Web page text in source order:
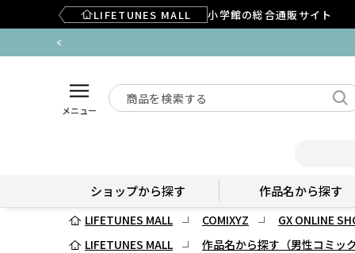
LIFETUNES MALL 小学館の総合通販サイト
メニュー
ショップから探す 作品名から探す
LIFETUNES MALL COMIXYZ
GX ONLINE
LIFETUNES MALL
作品名から探す（男性コミッ